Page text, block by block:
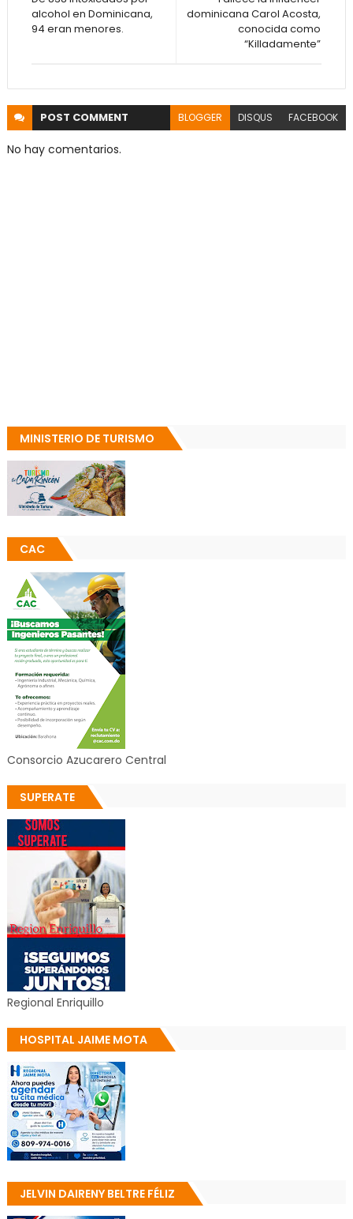
dominicana Carol Acosta,
conocida como
“Killadamente”
alcohol en Dominicana,
94 eran menores.
POST COMMENT BLOGGER DISQUS FACEBOOK
No hay comentarios.
MINISTERIO DE TURISMO
CAC
Consorcio Azucarero Central
SUPERATE
Regional Enriquillo
HOSPITAL JAIME MOTA
JELVIN DAIRENY BELTRE FÉLIZ